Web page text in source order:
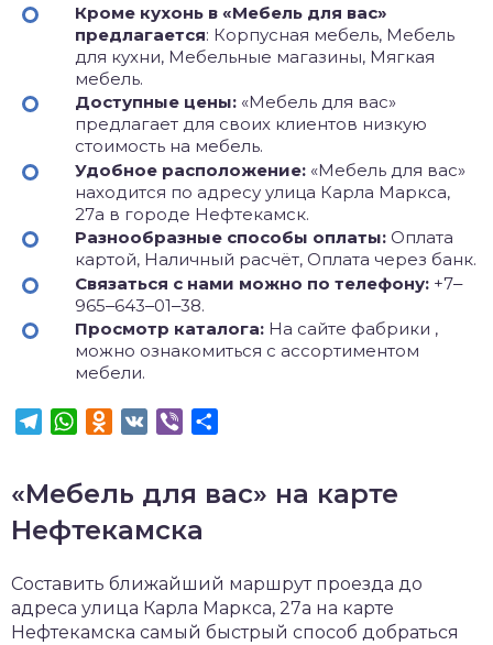
Кроме кухонь в «Мебель для вас»
предлагается: Корпусная мебель, Мебель
для кухни, Мебельные магазины, Мягкая
мебель.
Доступные цены: «Мебель для вас»
предлагает для своих клиентов низкую
стоимость на мебель.
Удобное расположение: «Мебель для вас»
находится по адресу улица Карла Маркса,
27а в городе Нефтекамск.
Разнообразные способы оплаты: Оплата
картой, Наличный расчёт, Оплата через банк.
Связаться с нами можно по телефону: +7‒
965‒643‒01‒38.
Просмотр каталога: На сайте фабрики ,
можно ознакомиться с ассортиментом
мебели.
TelegramWhatsApp
Odnoklassniki
VK Viber
«Мебель для вас» на карте
Нефтекамска
Составить ближайший маршрут проезда до
адреса улица Карла Маркса, 27а на карте
Нефтекамска самый быстрый способ добраться